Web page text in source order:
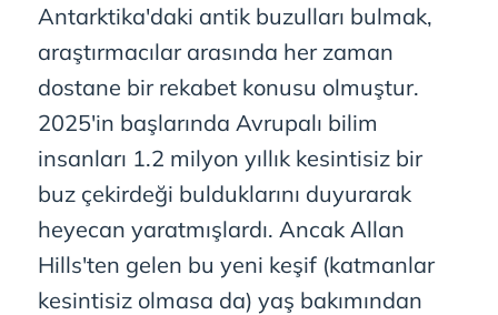
Antarktika'daki antik buzulları bulmak,
araştırmacılar arasında her zaman
dostane bir rekabet konusu olmuştur.
2025'in başlarında Avrupalı bilim
insanları 1.2 milyon yıllık kesintisiz bir
buz çekirdeği bulduklarını duyurarak
heyecan yaratmışlardı. Ancak Allan
Hills'ten gelen bu yeni keşif (katmanlar
kesintisiz olmasa da) yaş bakımından